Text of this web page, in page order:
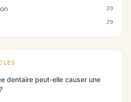
20
29
dentaire peut-elle causer une